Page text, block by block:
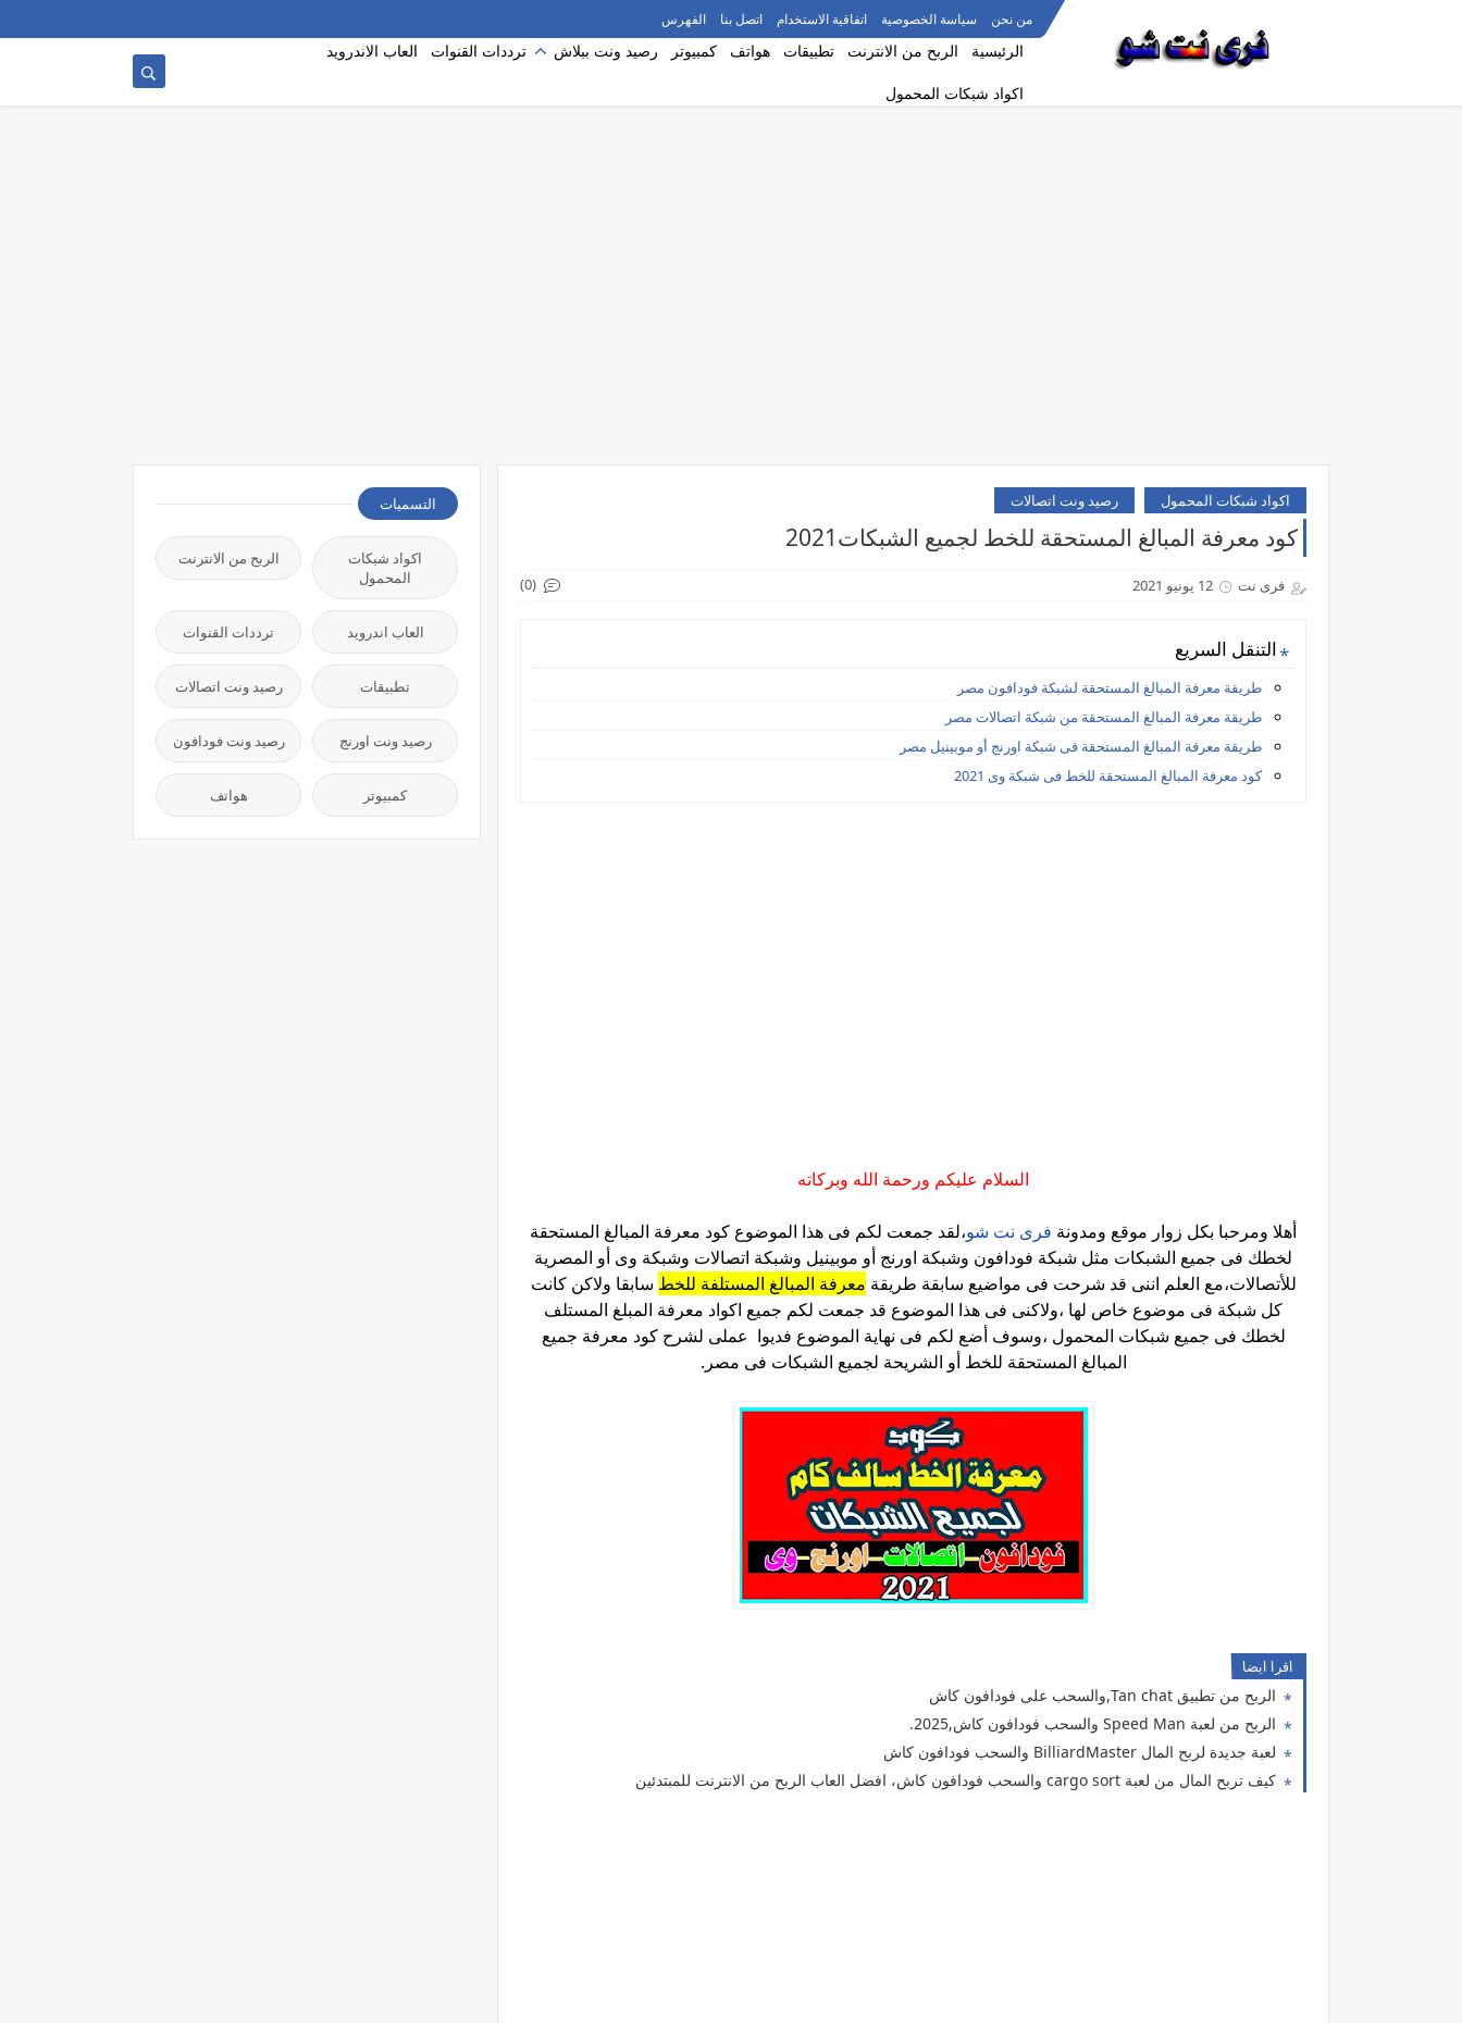
من نحن سياسة الخصوصية اتفاقية الاستخدام اتصل بنا الفهرس
الرئيسية الربح من الانترنت تطبيقات هواتف كمبيوتر رصيد ونت ببلاش ترددات القنوات العاب الاندرويد
اكواد شبكات المحمول
اكواد شبكات المحمول رصيد ونت اتصالات
كود معرفة المبالغ المستحقة للخط لجميع الشبكات2021
فرى نت 12 يونيو 2021 (0)
التنقل السريع
طريقة معرفة المبالغ المستحقة لشبكة فودافون مصر
طريقة معرفة المبالغ المستحقة من شبكة اتصالات مصر
طريقة معرفة المبالغ المستحقة فى شبكة اورنج أو موبينيل مصر
كود معرفة المبالغ المستحقة للخط فى شبكة وى 2021
السلام عليكم ورحمة الله وبركاته
أهلا ومرحبا بكل زوار موقع ومدونة فرى نت شو،لقد جمعت لكم فى هذا الموضوع كود معرفة المبالغ المستحقة
لخطك فى جميع الشبكات مثل شبكة فودافون وشبكة اورنج أو موبينيل وشبكة اتصالات وشبكة وى أو المصرية
للأتصالات،مع العلم اننى قد شرحت فى مواضيع سابقة طريقة معرفة المبالغ المستلفة للخط سابقا ولاكن كانت
كل شبكة فى موضوع خاص لها ،ولاكنى فى هذا الموضوع قد جمعت لكم جميع اكواد معرفة المبلغ المستلف
لخطك فى جميع شبكات المحمول ،وسوف أضع لكم فى نهاية الموضوع فديوا عملى لشرح كود معرفة جميع
المبالغ المستحقة للخط أو الشريحة لجميع الشبكات فى مصر.
اقرا ايضا
الربح من تطبيق Tan chat,والسحب على فودافون كاش
الربح من لعبة Speed Man والسحب فودافون كاش,2025.
لعبة جديدة لربح المال BilliardMaster والسحب فودافون كاش
كيف تربح المال من لعبة cargo sort والسحب فودافون كاش، افضل العاب الربح من الانترنت للمبتدئين
التسميات
اكواد شبكات
المحمول
الربح من الانترنت
العاب اندرويد ترددات القنوات
تطبيقات رصيد ونت اتصالات
رصيد ونت اورنج رصيد ونت فودافون
كمبيوتر هواتف